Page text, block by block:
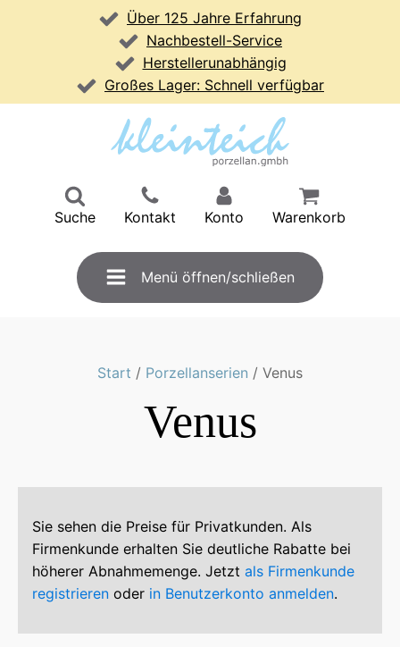
Über 125 Jahre Erfahrung
Nachbestell-Service
Herstellerunabhängig
Großes Lager: Schnell verfügbar
Suche Kontakt Konto Warenkorb
Menü öffnen/schließen
Start / Porzellanserien / Venus
Venus
Sie sehen die Preise für Privatkunden. Als
Firmenkunde erhalten Sie deutliche Rabatte bei
höherer Abnahmemenge. Jetzt als Firmenkunde
registrieren oder in Benutzerkonto anmelden.